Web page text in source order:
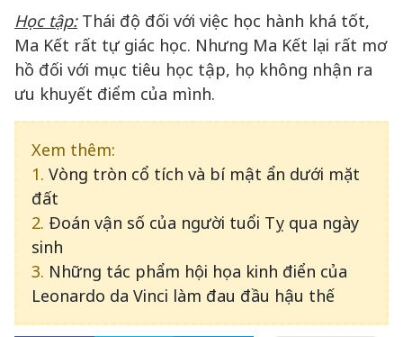
Học tập:Thái độ đối với việc học hành khá tốt,
Ma Kết rất tự giác học. Nhưng Ma Kết lại rất mơ
hồ đối với mục tiêu học tập, họ không nhận ra
ưu khuyết điểm của mình.
Xem thêm:
1. Vòng tròn cổ tích và bí mật ẩn dưới mặt
đất
2. Đoán vận số của người tuổi Tỵ qua ngày
sinh
3. Những tác phẩm hội họa kinh điển của
Leonardo da Vinci làm đau đầu hậu thế